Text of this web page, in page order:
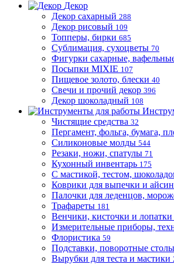
Декор
Декор сахарный 288
Декор рисовый 109
Топперы, бирки 685
Сублимация, сухоцветы 70
Фигурки сахарные,
Посыпки MIXIE 107
Пищевое золото, блески 40
Свечи и прочий декор 396
Декор шоколадный 108
Чистящие средства 32
Пергамент, фольга, бумага,
Силиконовые молды 544
Резаки, ножи, спатулы 71
Кухонный инвентарь 175
С мастикой, тестом,
Коврики для выпечки и
Палочки для леденцов,
Трафареты 181
Венчики, кисточки и лопатки
Измерительные приборы,
Флористика 59
Подставки, поворотные столы
Вырубки для теста и мастики